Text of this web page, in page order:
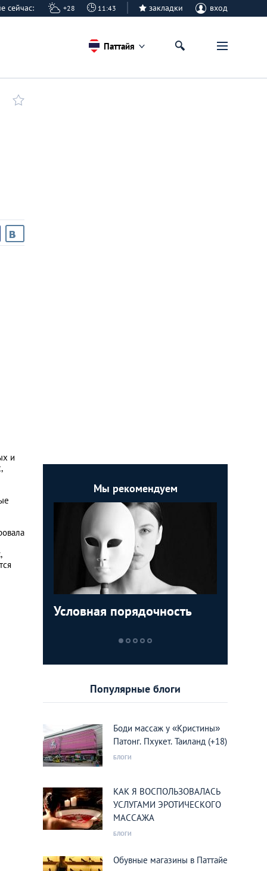
сейчас: +28 11:43 закладки вход
Паттайя
и
Мы рекомендуем
Условная порядочность
Популярные блоги
Боди массаж у «Кристины»
Патонг. Пхукет. Таиланд (+18)
БЛОГИ
КАК Я ВОСПОЛЬЗОВАЛАСЬ
УСЛУГАМИ ЭРОТИЧЕСКОГО
МАССАЖА
БЛОГИ
Обувные магазины в Паттайе